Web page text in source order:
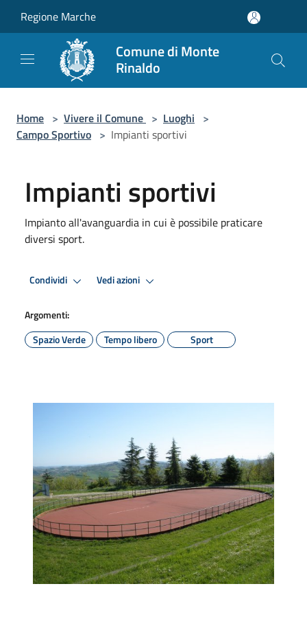
Regione Marche
Comune di Monte
Rinaldo
Home > Vivere il Comune > Luoghi >
Campo Sportivo > Impianti sportivi
Impianti sportivi
Impianto all'avanguardia in cui è possibile praticare
diversi sport.
Condividi Vedi azioni
Argomenti:
Spazio Verde
Tempo libero Sport